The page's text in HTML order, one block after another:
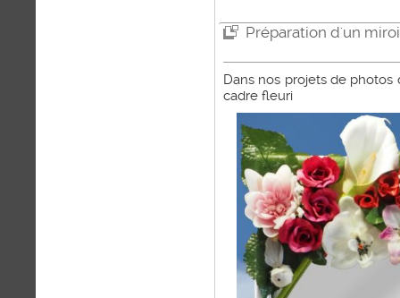
Préparation d'un
Dans nos projets de
cadre fleuri